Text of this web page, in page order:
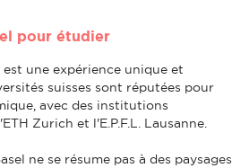
pour étudier
une expérience unique et
suisses sont réputées pour
avec des institutions
Zurich et l'E.P.F.L. Lausanne.
ne se résume pas à des paysages